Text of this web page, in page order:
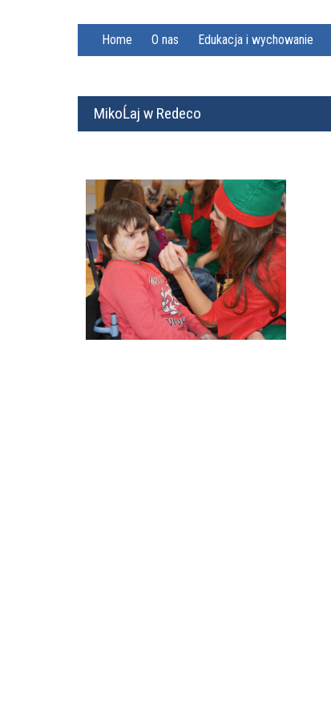
Home O nas Edukacja i wychowanie
MikoĹaj w Redeco